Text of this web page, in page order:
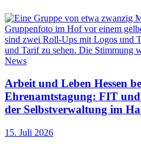
News
Arbeit und Leben Hessen
Ehrenamtstagung: FIT
der Selbstverwaltung im
15. Juli 2026